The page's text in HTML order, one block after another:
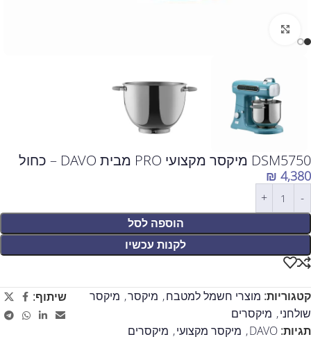
DSM5750 מיקסר מקצועי PRO מבית DAVO – כחול
₪ 4,380
הוספה לסל
לקנות עכשיו
קטגוריות: מוצרי חשמל למטבח, מיקסר, מיקסר
שולחני, מיקסרים
תגיות: DAVO
, מיקסר מקצועי, מיקסרים
שיתוף: